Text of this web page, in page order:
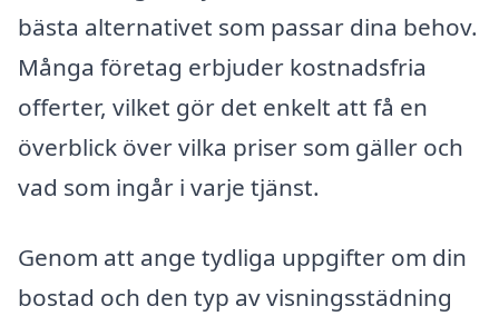
bästa alternativet som passar dina behov.
Många företag erbjuder kostnadsfria
offerter, vilket gör det enkelt att få en
överblick över vilka priser som gäller och
vad som ingår i varje tjänst.
Genom att ange tydliga uppgifter om din
bostad och den typ av visningsstädning